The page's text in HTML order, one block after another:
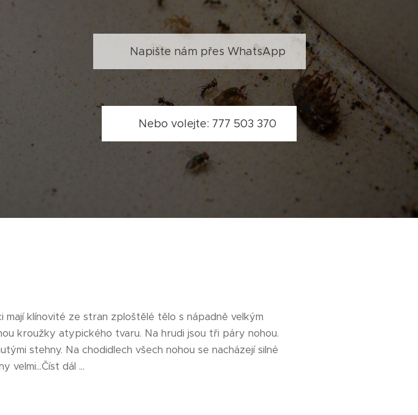
💬 Napište nám přes WhatsApp
📞 Nebo volejte: 777 503 370
klínovité ze stran zploštělé tělo s nápadně velkým
kroužky atypického tvaru. Na hrudi jsou tři páry nohou.
stehny. Na chodidlech všech nohou se nacházejí silné
velmi...Číst dál ...